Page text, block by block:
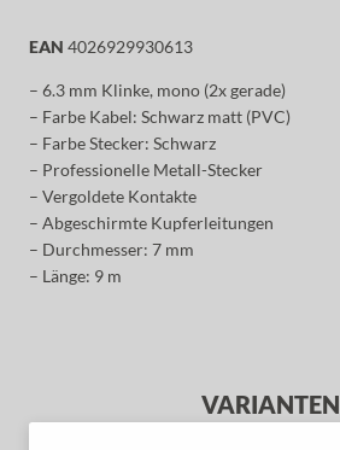
EAN 4026929930613
– 6.3 mm Klinke, mono (2x gerade)
– Farbe Kabel: Schwarz matt (PVC)
– Farbe Stecker: Schwarz
– Professionelle Metall-Stecker
– Vergoldete Kontakte
– Abgeschirmte Kupferleitungen
– Durchmesser: 7 mm
– Länge: 9 m
VARIANTEN